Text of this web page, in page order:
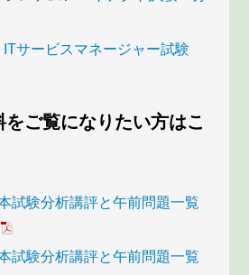
サービスマネージャー試験
ご覧になりたい方はこ
試験分析講評と午前問題一覧
試験分析講評と午前問題一覧